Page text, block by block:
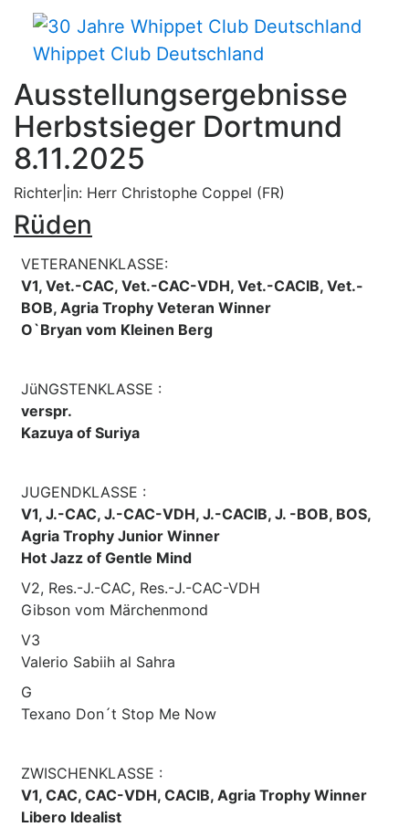
Whippet Club Deutschland
Ausstellungsergebnisse
Herbstsieger Dortmund
8.11.2025
Richter|in: Herr Christophe Coppel (FR)
Rüden
VETERANENKLASSE:
V1, Vet.-CAC, Vet.-CAC-VDH, Vet.-CACIB, Vet.-
BOB, Agria Trophy Veteran Winner
O`Bryan vom Kleinen Berg
JüNGSTENKLASSE :
verspr.
Kazuya of Suriya
JUGENDKLASSE :
V1, J.-CAC, J.-CAC-VDH, J.-CACIB, J. -BOB, BOS,
Agria Trophy Junior Winner
Hot Jazz of Gentle Mind
V2, Res.-J.-CAC, Res.-J.-CAC-VDH
Gibson vom Märchenmond
V3
Valerio Sabiih al Sahra
G
Texano Don´t Stop Me Now
ZWISCHENKLASSE :
V1, CAC, CAC-VDH, CACIB, Agria Trophy Winner
Libero Idealist